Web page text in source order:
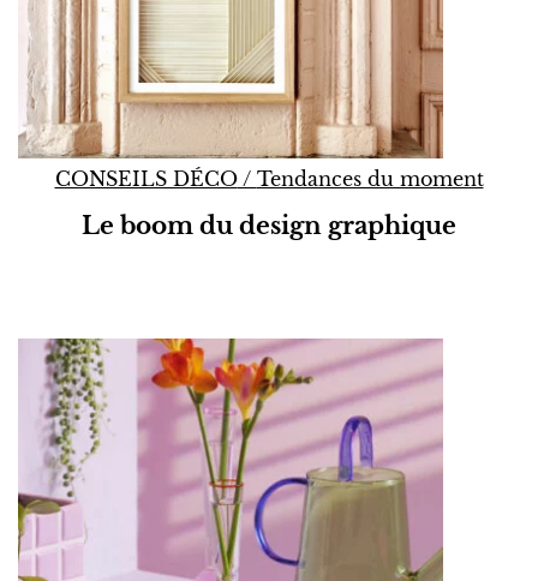
CONSEILS DÉCO/ Tendances du moment
Le boom du design graphique